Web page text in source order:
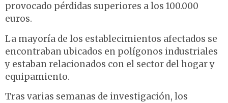
provocado pérdidas superiores a los 100.000
euros.
La mayoría de los establecimientos afectados se
encontraban ubicados en polígonos industriales
y estaban relacionados con el sector del hogar y
equipamiento.
Tras varias semanas de investigación, los